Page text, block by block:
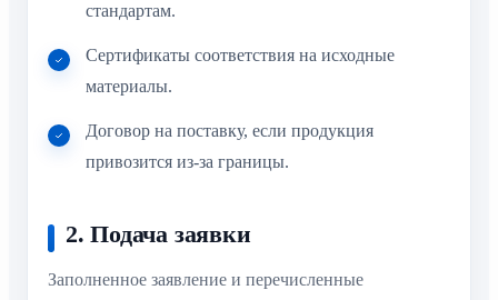
стандартам.
Сертификаты соответствия на исходные
материалы.
Договор на поставку, если продукция
привозится из-за границы.
2. Подача заявки
Заполненное заявление и перечисленные